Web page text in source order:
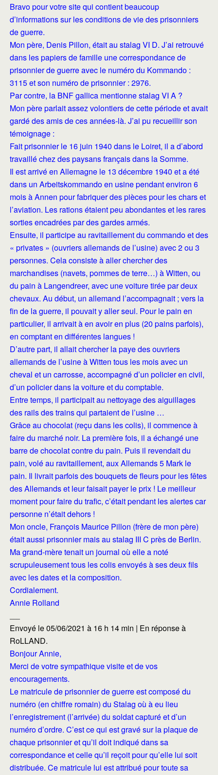
Bravo pour votre site qui contient beaucoup
d’informations sur les conditions de vie des prisonniers
de guerre.
Mon père, Denis Pillon, était au stalag VI D. J’ai retrouvé
dans les papiers de famille une correspondance de
prisonnier de guerre avec le numéro du Kommando :
3115 et son numéro de prisonnier : 2976.
Par contre, la BNF gallica mentionne stalag VI A ?
Mon père parlait assez volontiers de cette période et avait
gardé des amis de ces années-là. J’ai pu recueillir son
témoignage :
Fait prisonnier le 16 juin 1940 dans le Loiret, il a d’abord
travaillé chez des paysans français dans la Somme.
Il est arrivé en Allemagne le 13 décembre 1940 et a été
dans un Arbeitskommando en usine pendant environ 6
mois à Annen pour fabriquer des pièces pour les chars et
l’aviation. Les rations étaient peu abondantes et les rares
sorties encadrées par des gardes armés.
Ensuite, il participe au ravitaillement du commando et des
« privates » (ouvriers allemands de l’usine) avec 2 ou 3
personnes. Cela consiste à aller chercher des
marchandises (navets, pommes de terre…) à Witten, ou
du pain à Langendreer, avec une voiture tirée par deux
chevaux. Au début, un allemand l’accompagnait ; vers la
fin de la guerre, il pouvait y aller seul. Pour le pain en
particulier, il arrivait à en avoir en plus (20 pains parfois),
en comptant en différentes langues !
D’autre part, il allait chercher la paye des ouvriers
allemands de l’usine à Witten tous les mois avec un
cheval et un carrosse, accompagné d’un policier en civil,
d’un policier dans la voiture et du comptable.
Entre temps, il participait au nettoyage des aiguillages
des rails des trains qui partaient de l’usine …
Grâce au chocolat (reçu dans les colis), il commence à
faire du marché noir. La première fois, il a échangé une
barre de chocolat contre du pain. Puis il revendait du
pain, volé au ravitaillement, aux Allemands 5 Mark le
pain. Il livrait parfois des bouquets de fleurs pour les fêtes
des Allemands et leur faisait payer le prix ! Le meilleur
moment pour faire du trafic, c’était pendant les alertes car
personne n’était dehors !
Mon oncle, François Maurice Pillon (frère de mon père)
était aussi prisonnier mais au stalag III C près de Berlin.
Ma grand-mère tenait un journal où elle a noté
scrupuleusement tous les colis envoyés à ses deux fils
avec les dates et la composition.
Cordialement.
Annie Rolland
Envoyé le 05/06/2021 à 16 h 14 min | En réponse à
RoLLAND.
Bonjour Annie,
Merci de votre sympathique visite et de vos
encouragements.
Le matricule de prisonnier de guerre est composé du
numéro (en chiffre romain) du Stalag où à eu lieu
l’enregistrement (l’arrivée) du soldat capturé et d’un
numéro d’ordre. C’est ce qui est gravé sur la plaque de
chaque prisonnier et qu’il doit indiqué dans sa
correspondance et celle qu’il reçoit pour qu’elle lui soit
distribuée. Ce matricule lui est attribué pour toute sa